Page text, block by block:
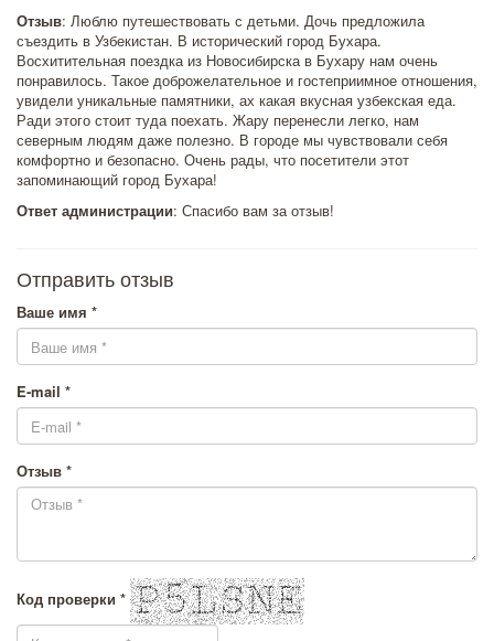
Отзыв: Люблю путешествовать с детьми. Дочь предложила
съездить в Узбекистан. В исторический город Бухара.
Восхитительная поездка из Новосибирска в Бухару нам очень
понравилось. Такое доброжелательное и гостеприимное отношения,
увидели уникальные памятники, ах какая вкусная узбекская еда.
Ради этого стоит туда поехать. Жару перенесли легко, нам
северным людям даже полезно. В городе мы чувствовали себя
комфортно и безопасно. Очень рады, что посетители этот
запоминающий город Бухара!
Ответ администрации: Спасибо вам за отзыв!
Отправить отзыв
Ваше имя *
E-mail *
Отзыв *
Код проверки *